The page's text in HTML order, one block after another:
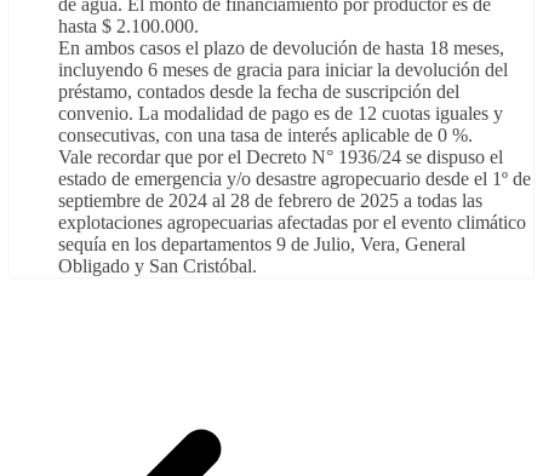
hasta $ 2.100.000.
En ambos casos el plazo de devolución de hasta 18 meses,
incluyendo 6 meses de gracia para iniciar la devolución del
préstamo, contados desde la fecha de suscripción del
convenio. La modalidad de pago es de 12 cuotas iguales y
consecutivas, con una tasa de interés aplicable de 0 %.
Vale recordar que por el Decreto N° 1936/24 se dispuso el
estado de emergencia y/o desastre agropecuario desde el 1º de
septiembre de 2024 al 28 de febrero de 2025 a todas las
explotaciones agropecuarias afectadas por el evento climático
sequía en los departamentos 9 de Julio, Vera, General
Obligado y San Cristóbal.